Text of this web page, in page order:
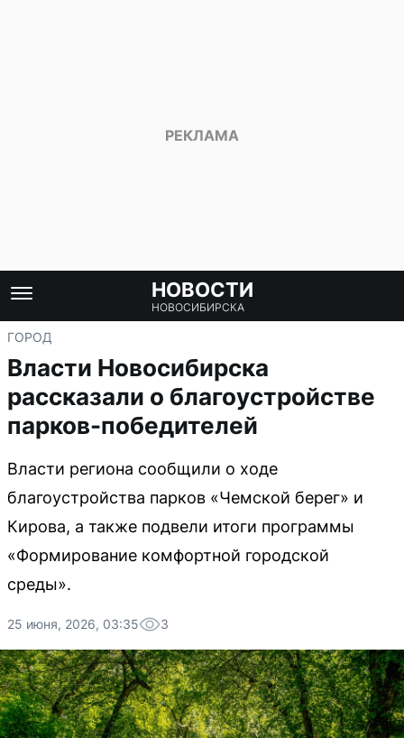
НОВОСТИ
НОВОСИБИРСКА
ГОРОД
Власти Новосибирска
рассказали о благоустройстве
парков-победителей
Власти региона сообщили о ходе
благоустройства парков «Чемской берег» и
Кирова, а также подвели итоги программы
«Формирование комфортной городской
среды».
25 июня, 2026, 03:35 3